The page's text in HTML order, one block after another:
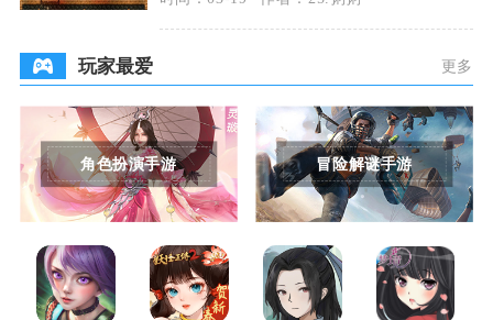
玩家最爱 更多
角色扮演手游 冒险解谜手游